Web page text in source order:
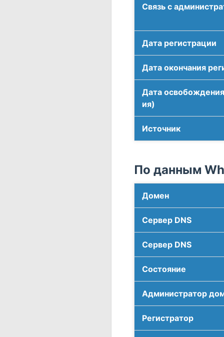
Связь с
Дата регистрации
Дата окончания
Дата
ия)
Источник
По данным
Домен
Сервер DNS
Сервер DNS
Соcтояние
Администратор
Регистратор